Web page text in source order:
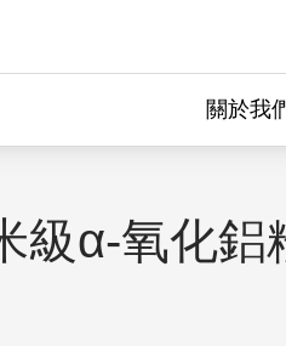
關於我
級α-氧化鋁